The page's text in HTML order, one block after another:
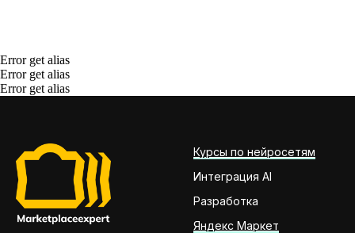
Error get alias
Error get alias
Error get alias
Курсы по нейросетям
Интеграция AI
Разработка
Яндекс Маркет